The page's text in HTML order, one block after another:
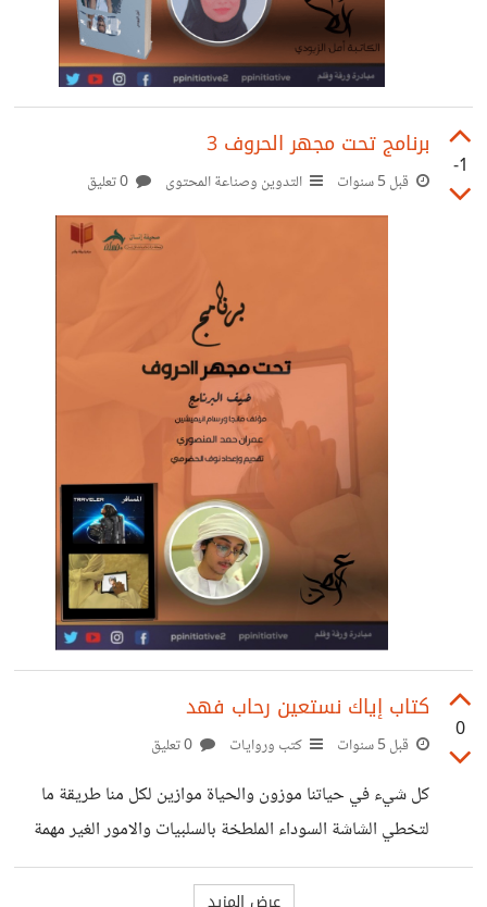
-1
برنامج تحت مجهر الحروف 3
قبل 5 سنوات التدوين وصناعة المحتوى
0
كتاب إياك نستعين رحاب فهد
قبل 5 سنوات كتب وروايات
كل شيء في حياتنا موزون والحياة موازين لكل منا طريقة ما
لتخطي الشاشة السوداء الملطخة بالسلبيات والامور الغير مهمة
هنا بين كتاب إياك نستعين ستكشف لك أسرار وأساليب متعددة